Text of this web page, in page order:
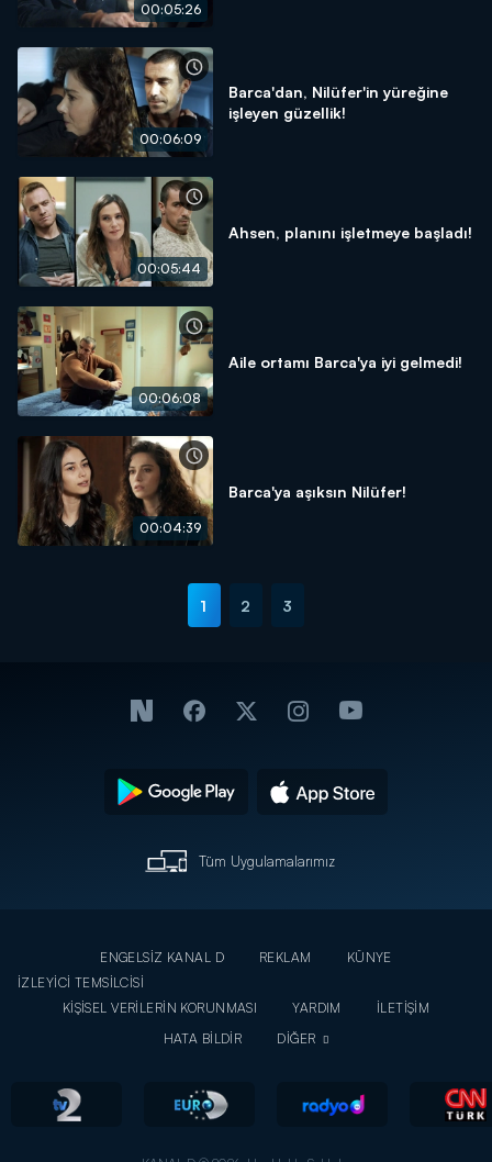
00:05:26
00:06:09
Barca'dan, Nilüfer'in yüreğine
işleyen güzellik!
00:05:44
Ahsen, planını işletmeye başladı!
00:06:08
Aile ortamı Barca'ya iyi gelmedi!
00:04:39
Barca'ya aşıksın Nilüfer!
1 2 3
Tüm Uygulamalarımız
ENGELSİZ KANAL D REKLAM
KÜNYE
İZLEYİCİ TEMSİLCİSİ
KİŞİSEL VERİLERİN KORUNMASI
YARDIM
İLETİŞİM
HATA BİLDİR
DİĞER